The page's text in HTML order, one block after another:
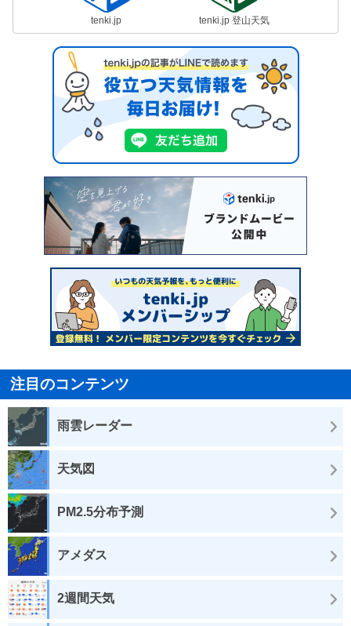
tenki.jp tenki.jp 登山天気
注目のコンテンツ
雨雲レーダー
天気図
PM2.5分布予測
アメダス
2週間天気